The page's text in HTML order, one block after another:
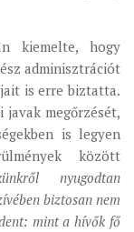
kiemelte, hogy
adminisztrációt
is erre biztatta.
megőrzését,
is legyen
között
nyugodtan
biztosan nem
mint a hívők fő